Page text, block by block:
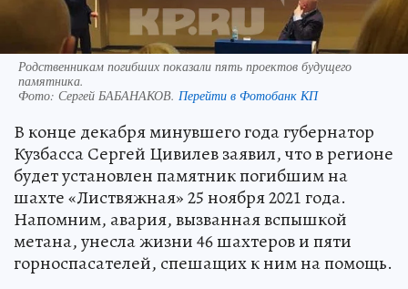
Родственникам погибших показали пять проектов будущего
памятника.
Фото: Сергей БАБАНАКОВ. Перейти в Фотобанк КП
В конце декабря минувшего года губернатор
Кузбасса Сергей Цивилев заявил, что в регионе
будет установлен памятник погибшим на
шахте «Листвяжная» 25 ноября 2021 года.
Напомним, авария, вызванная вспышкой
метана, унесла жизни 46 шахтеров и пяти
горноспасателей, спешащих к ним на помощь.